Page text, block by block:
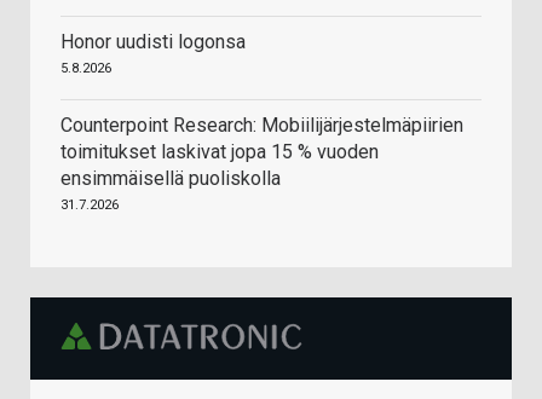
Honor uudisti logonsa
5.8.2026
Counterpoint Research: Mobiilijärjestelmäpiirien
toimitukset laskivat jopa 15 % vuoden
ensimmäisellä puoliskolla
31.7.2026